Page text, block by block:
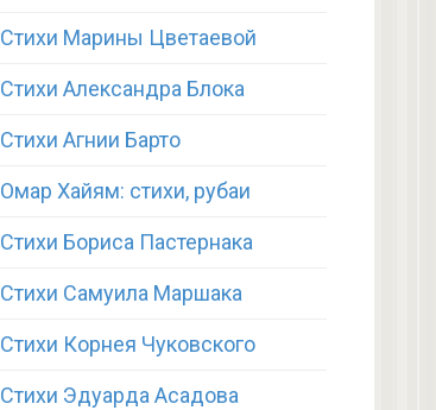
Стихи Марины Цветаевой
Стихи Александра Блока
Стихи Агнии Барто
Омар Хайям: стихи, рубаи
Стихи Бориса Пастернака
Стихи Самуила Маршака
Стихи Корнея Чуковского
Стихи Эдуарда Асадова